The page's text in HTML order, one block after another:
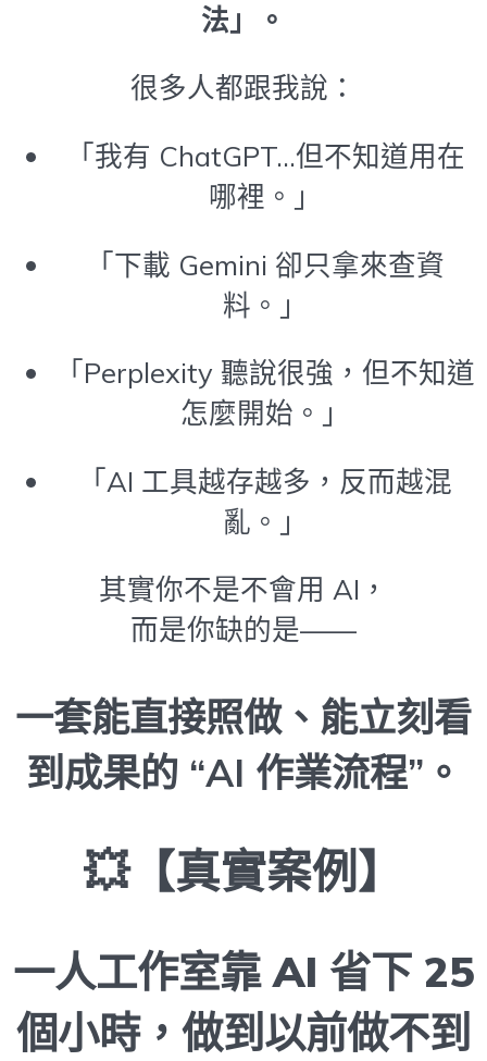
法」。
很多人都跟我說：
「我有 ChatGPT…但不知道用在
哪裡。」
「下載 Gemini 卻只拿來查資
料。」
「Perplexity 聽說很強，但不知道
怎麼開始。」
「AI 工具越存越多，反而越混
亂。」
其實你不是不會用 AI，
而是你缺的是——
一套能直接照做、能立刻看
到成果的 “AI 作業流程”。
💥【真實案例】
一人工作室靠 AI 省下 25
個小時，做到以前做不到